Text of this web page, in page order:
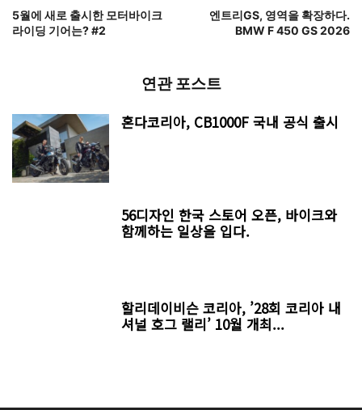
5월에 새로 출시한 모터바이크
라이딩 기어는? #2
엔트리GS, 영역을 확장하다.
BMW F 450 GS 2026
연관 포스트
혼다코리아, CB1000F 국내 공식 출시
56디자인 한국 스토어 오픈, 바이크와
함께하는 일상을 입다.
할리데이비슨 코리아, ’28회 코리아 내
셔널 호그 랠리’ 10월 개최...